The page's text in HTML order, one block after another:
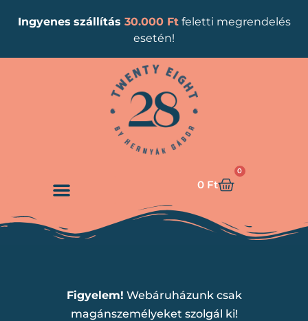
Ingyenes szállítás 30.000 Ftfeletti megrendelés
esetén!
0 Ft
0
Figyelem! Webáruházunk csak
magánszemélyeket szolgál ki!